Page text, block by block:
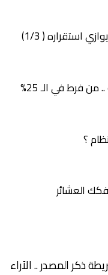
استقراره ( 1/3)
قانون الملكية العقارية .. من فرط في الـ 25%
؟
العشائر
ذكر المصدر .. الآراء